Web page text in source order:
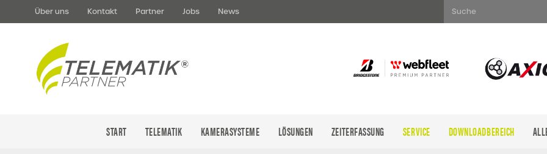
Über uns Kontakt Partner Jobs News Suche
START TELEMATIK KAMERASYSTEME LÖSUNGEN ZEITERFASSUNG SERVICE DOWNLOADBEREICH